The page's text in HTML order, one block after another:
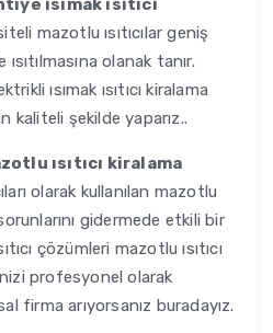
isımak ısıtıcı
mazotlu ısıtıcılar geniş
olanak tanır.
ısımak ısıtıcı kiralama
kaliteli şekilde yaparız..
ısıtıcı kiralama
olarak kullanılan mazotlu
sorunlarını gidermede etkili bir
çözümleri mazotlu ısıtıcı
profesyonel olarak
firma arıyorsanız buradayız.